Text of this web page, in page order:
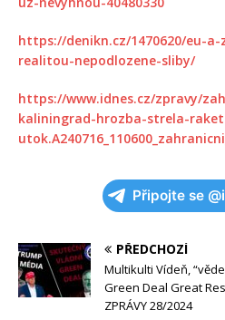
https://denikn.cz/1470620/eu-
realitou-nepodlozene-sliby/
https://www.idnes.cz/zpravy/
kaliningrad-hrozba-strela-
Připojte se
PŘEDCHOZÍ
Multikulti Vídeň,
Green Deal Great
ZPRÁVY 28/2024